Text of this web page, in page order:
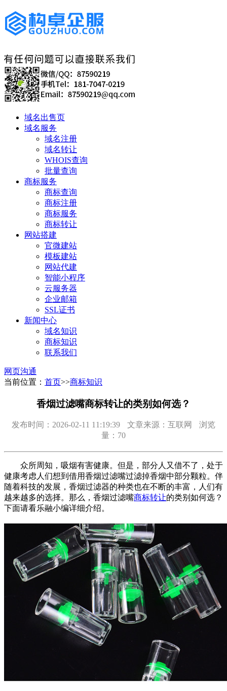
域名出售页
域名服务
域名注册
域名转让
WHOIS查询
批量查询
商标服务
商标查询
商标注册
商标服务
商标转让
网站搭建
官微建站
模板建站
网站代建
智能小程序
云服务器
企业邮箱
SSL证书
新闻中心
域名知识
商标知识
联系我们
网页沟通
当前位置： 首页>>商标知识
香烟过滤嘴商标转让的类别如何选？
发布时间：2026-02-11 11:19:39 文章来源：互联网
浏览
量：70
众所周知，吸烟有害健康。但是，部分人又借不了，处于
健康考虑人们想到借用香烟过滤嘴过滤掉香烟中部分颗粒。伴
随着科技的发展，香烟过滤器的种类也在不断的丰富，人们有
越来越多的选择。那么，香烟过滤嘴商标转让的类别如何选？
下面请看乐融小编详细介绍。